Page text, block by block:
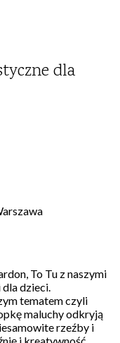
dla
To Tu z naszymi
dzieci.
tematem czyli
maluchy odkryją
rzeźby i